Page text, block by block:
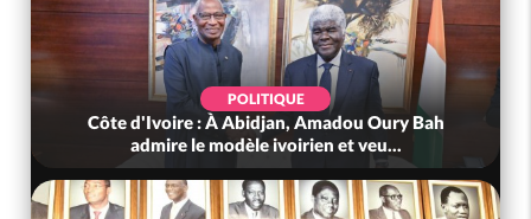
POLITIQUE
Côte d'Ivoire : À Abidjan, Amadou Oury Bah
admire le modèle ivoirien et veu...